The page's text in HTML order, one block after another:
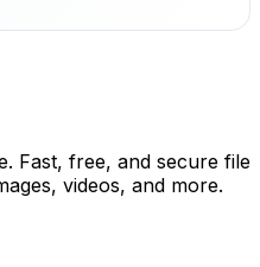
Fast, free, and secure file
videos, and more.